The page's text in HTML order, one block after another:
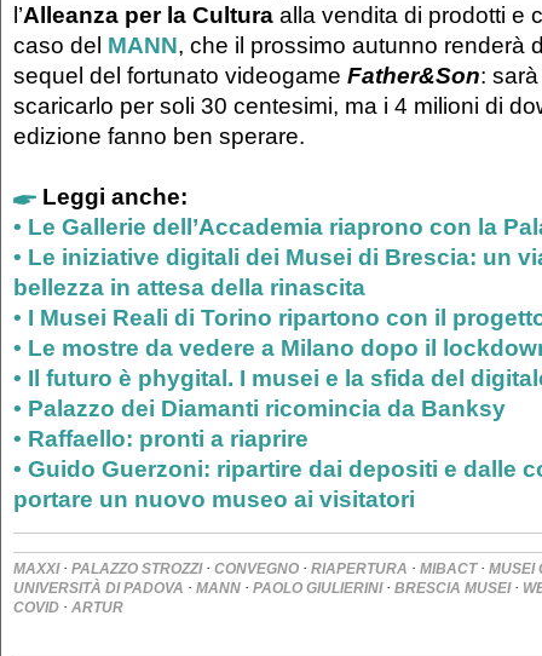
l’Alleanza per la Cultura alla vendita di prodotti e
caso del MANN, che il prossimo autunno renderà
sequel del fortunato videogame Father&Son:
scaricarlo per soli 30 centesimi, ma i 4 milioni di
edizione fanno ben sperare.
Leggi anche:
• Le Gallerie dell’Accademia riaprono con la
• Le iniziative digitali dei Musei di Brescia: un
bellezza in attesa della rinascita
• I Musei Reali di Torino ripartono con il
• Le mostre da vedere a Milano dopo il
• Il futuro è phygital. I musei e la sfida del
• Palazzo dei Diamanti ricomincia da Banksy
• Raffaello: pronti a riaprire
• Guido Guerzoni: ripartire dai depositi e dalle
portare un nuovo museo ai visitatori
MAXXI· PALAZZO STROZZI· CONVEGNO · RIAPERTURA · MIBACT· MUSEI
UNIVERSITÀ DI PADOVA · MANN · PAOLO GIULIERINI· BRESCIA MUSEI·
COVID · ARTUR